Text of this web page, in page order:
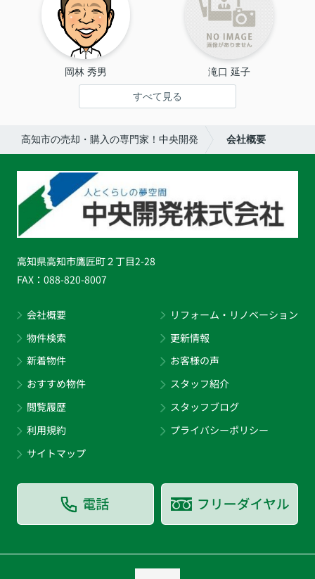
岡林 秀男 滝口 延子
すべて見る
高知市の売却・購入の専門家！中央開発 会社概要
高知県高知市鷹匠町２丁目2-28
FAX： 088-820-8007
会社概要
物件検索
新着物件
おすすめ物件
閲覧履歴
利用規約
サイトマップ
リフォーム・リノベーション
更新情報
お客様の声
スタッフ紹介
スタッフブログ
プライバシーポリシー